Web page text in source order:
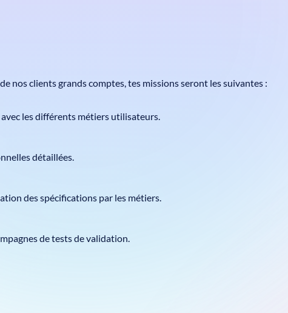
nos clients grands comptes, tes missions seront les suivantes :
les différents métiers utilisateurs.
détaillées.
des spécifications par les métiers.
de tests de validation.